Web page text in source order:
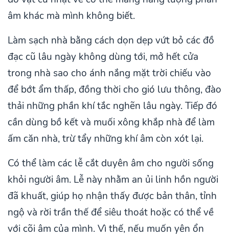
âm khác mà mình không biết.
Làm sạch nhà bằng cách dọn dẹp vứt bỏ các đồ
đạc cũ lâu ngày không dùng tới, mở hết cửa
trong nhà sao cho ánh nắng mặt trời chiếu vào
để bớt ẩm thấp, đồng thời cho gió lưu thông, đào
thải những phần khí tắc nghẽn lâu ngày. Tiếp đó
cần dùng bồ kết và muối xông khắp nhà để làm
ấm căn nhà, trừ tẩy những khí âm còn xót lại.
Có thể làm các lễ cắt duyên âm cho người sống
khỏi người âm. Lễ này nhằm an ủi linh hồn người
đã khuất, giúp họ nhận thấy được bản thân, tỉnh
ngộ và rời trần thế để siêu thoát hoặc có thể về
với cõi âm của mình. Vì thế, nếu muốn yên ổn